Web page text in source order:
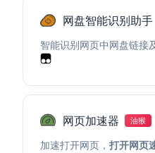
网盘智能识别助手
智能识别网页中网盘链接
网页加速器 油猴
加速打开网页， 打开网页